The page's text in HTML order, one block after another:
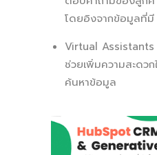
โดยอิงจากข้อมูลที่มี
Virtual
ช่วยเพิ่มความสะดว
ค้นหาข้อมูล